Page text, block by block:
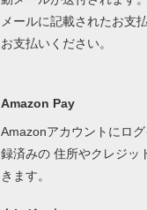
メールに記載されたお支
お支払いください。
Amazon Pay
Amazonアカウントにロ
録済みの 住所やクレジッ
きます。